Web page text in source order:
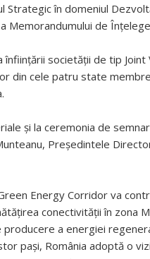
Strategic în domeniul
Memorandumului de
înființării societății de tip
din cele patru state
și la ceremonia de
Președintele
Energy Corridor va
conectivității în zona
a energiei
pași, România adoptă o